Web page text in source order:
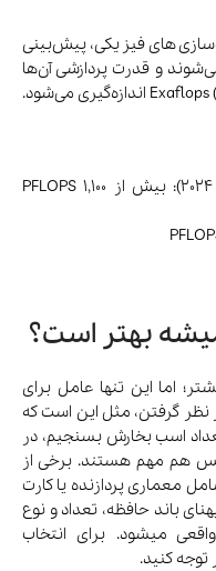
فیزیکی، پیش‌بینی
و قدرت پردازشی آن‌ها
Frontier (سریع‌ترین ابررایانه جهان در 2024): بیش از 1,100 PFLOPS
بهتر است؟
اما این تنها عامل برای
نظر گرفتن، مثل این است که
اسب بخارش بسنجیم، در
هم مهم هستند. برخی از
معماری پردازنده یا کارت
باند حافظه، تعداد و نوع
میشود. برای انتخاب
کنید.